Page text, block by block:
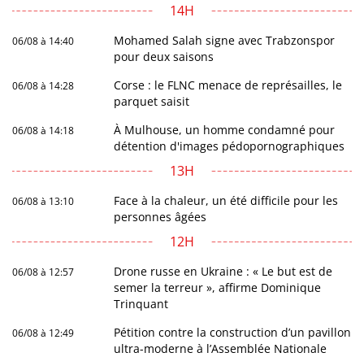
14H
06/08 à 14:40
Mohamed Salah signe avec Trabzonspor
pour deux saisons
06/08 à 14:28
Corse : le FLNC menace de représailles, le
parquet saisit
06/08 à 14:18
À Mulhouse, un homme condamné pour
détention d'images pédopornographiques
13H
06/08 à 13:10
Face à la chaleur, un été difficile pour les
personnes âgées
12H
06/08 à 12:57
Drone russe en Ukraine : « Le but est de
semer la terreur », affirme Dominique
Trinquant
06/08 à 12:49
Pétition contre la construction d’un pavillon
ultra-moderne à l’Assemblée Nationale